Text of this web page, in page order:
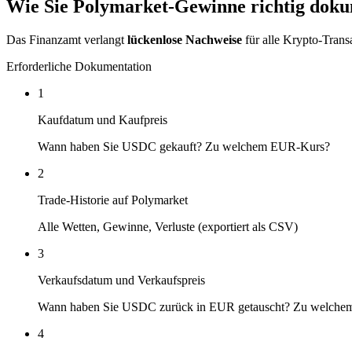
Wie Sie Polymarket-Gewinne richtig
Das Finanzamt verlangt lückenlose Nachweise für alle Krypto-
Erforderliche Dokumentation
1
Kaufdatum und Kaufpreis
Wann haben Sie USDC gekauft? Zu welchem EUR-Kurs?
2
Trade-Historie auf Polymarket
Alle Wetten, Gewinne, Verluste (exportiert als CSV)
3
Verkaufsdatum und Verkaufspreis
Wann haben Sie USDC zurück in EUR getauscht? Zu
4